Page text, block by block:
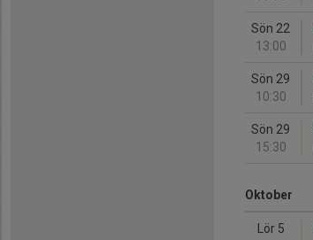
Sön 22
13:00
Sön 29
10:30
Sön 29
15:30
Oktober
Lör 5